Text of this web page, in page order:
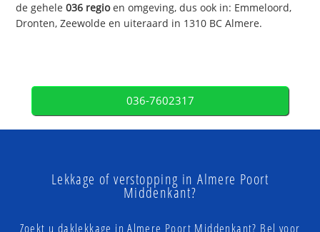
de gehele036 regioen omgeving, dus ook in: Emmeloord,
Dronten, Zeewolde en uiteraard in 1310 BC Almere.
036-7602317
Lekkage of verstopping in Almere Poort
Middenkant?
Zoekt u daklekkage in Almere Poort Middenkant? Bel voor